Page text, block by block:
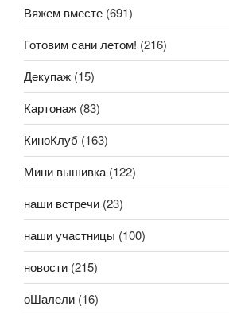
Вяжем вместе (691)
Готовим сани летом! (216)
Декупаж (15)
Картонаж (83)
КиноКлуб (163)
Мини вышивка (122)
наши встречи (23)
наши участницы (100)
новости (215)
оШалели (16)